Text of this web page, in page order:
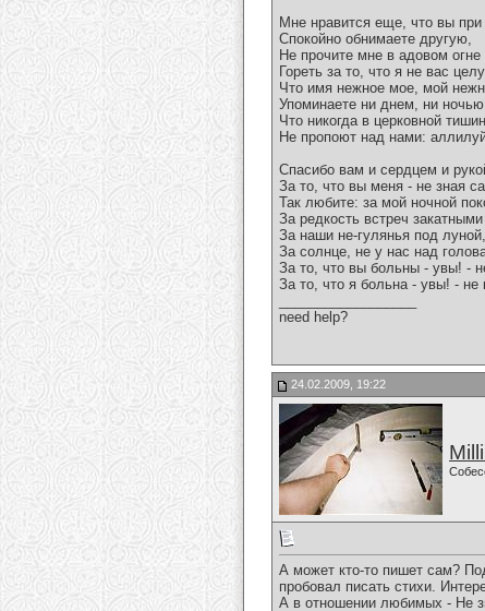
Мне нравится еще, что вы
Спокойно обнимаете другую,
Не прочите мне в адовом огне
Гореть за то, что я не вас
Что имя нежное мое, мой
Упоминаете ни днем, ни
Что никогда в церковной
Не пропоют над нами:
Спасибо вам и сердцем и
За то, что вы меня - не зная
Так любите: за мой ночной
За редкость встреч
За наши не-гулянья под луной,
За солнце, не у нас над
За то, что вы больны - увы! -
За то, что я больна - увы! - не
need help?
24.02.2009, 19:22
А может кто-то пишет сам?
пробовал писать стихи.
А в отношении любимых - Не